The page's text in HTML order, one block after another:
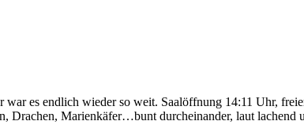
war es endlich wieder so weit. Saalöffnung 14:11 Uhr,
Drachen, Marienkäfer…bunt durcheinander, laut lachend